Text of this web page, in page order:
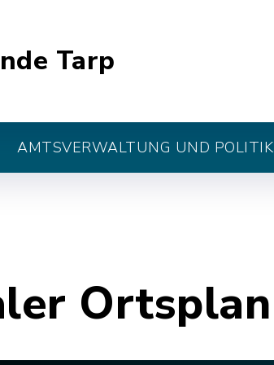
Tarp
AMTSVERWALTUNG UND POLITIK
Ortsplan